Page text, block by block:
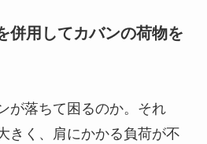
併用してカバンの荷物を
が落ちて困るのか。それ
きく、肩にかかる負荷が不